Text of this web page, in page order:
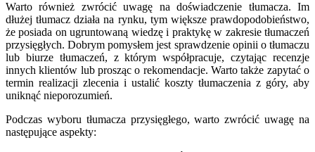
Warto również zwrócić uwagę na doświadczenie tłumacza. Im
dłużej tłumacz działa na rynku, tym większe prawdopodobieństwo,
że posiada on ugruntowaną wiedzę i praktykę w zakresie tłumaczeń
przysięgłych. Dobrym pomysłem jest sprawdzenie opinii o tłumaczu
lub biurze tłumaczeń, z którym współpracuje, czytając recenzje
innych klientów lub prosząc o rekomendacje. Warto także zapytać o
termin realizacji zlecenia i ustalić koszty tłumaczenia z góry, aby
uniknąć nieporozumień.
Podczas wyboru tłumacza przysięgłego, warto zwrócić uwagę na
następujące aspekty: